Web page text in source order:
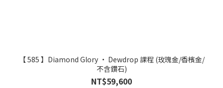
【 585 】Diamond Glory • Dewdrop 課程 (玫瑰金/香檳金/
不含鑽石)
NT$59,600